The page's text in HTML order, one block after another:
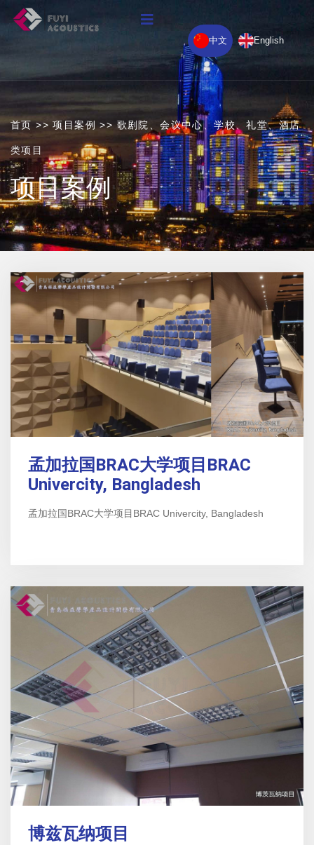
中文 English
首页>>项目案例 >> 歌剧院、会议中心、学校、礼堂、酒店
类项目
项目案例
孟加拉国BRAC大学项目BRAC
Univercity, Bangladesh
孟加拉国BRAC大学项目BRAC Univercity, Bangladesh
博兹瓦纳项目